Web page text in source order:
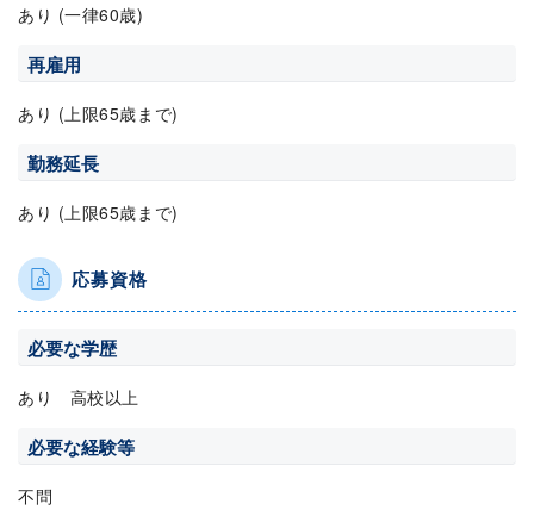
あり (一律60歳)
再雇用
あり (上限65歳まで)
勤務延長
あり (上限65歳まで)
応募資格
必要な学歴
あり 高校以上
必要な経験等
不問